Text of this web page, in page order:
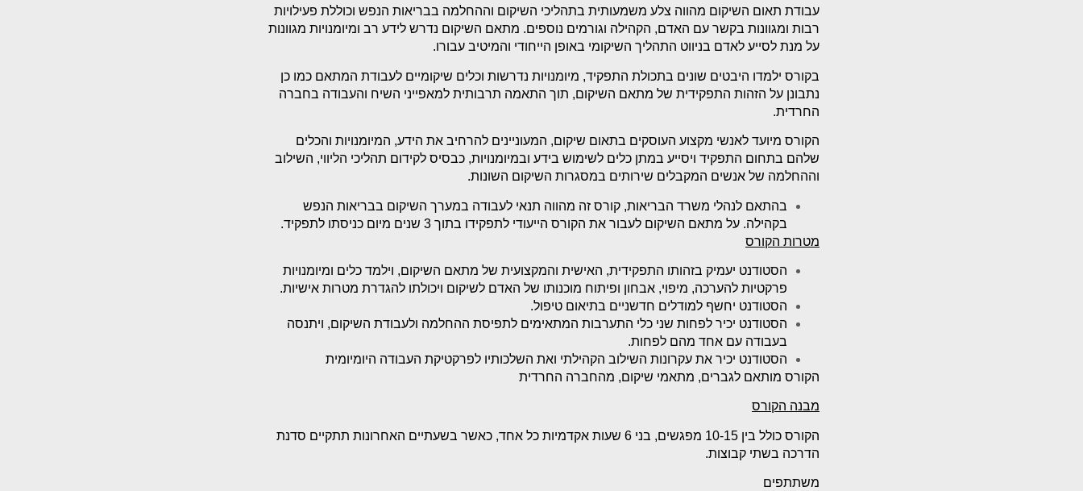
עבודת תאום השיקום מהווה צלע משמעותית בתהליכי השיקום וההחלמה בבריאות הנפש וכוללת פעילויות
רבות ומגוונות בקשר עם האדם, הקהילה וגורמים נוספים. מתאם השיקום נדרש לידע רב ומיומנויות מגוונות
על מנת לסייע לאדם בניווט התהליך השיקומי באופן הייחודי והמיטיב עבורו.
בקורס ילמדו היבטים שונים בתכולת התפקיד, מיומנויות נדרשות וכלים שיקומיים לעבודת המתאם כמו כן
נתבונן על הזהות התפקידית של מתאם השיקום, תוך התאמה תרבותית למאפייני השיח והעבודה בחברה
החרדית.
הקורס מיועד לאנשי מקצוע העוסקים בתאום שיקום, המעוניינים להרחיב את הידע, המיומנויות והכלים
שלהם בתחום התפקיד ויסייע במתן כלים לשימוש בידע ובמיומנויות, כבסיס לקידום תהליכי הליווי, השילוב
וההחלמה של אנשים המקבלים שירותים במסגרות השיקום השונות.
בהתאם לנהלי משרד הבריאות, קורס זה מהווה תנאי לעבודה במערך השיקום בבריאות הנפש
בקהילה. על מתאם השיקום לעבור את הקורס הייעודי לתפקידו בתוך 3 שנים מיום כניסתו לתפקיד.
מטרות הקורס
הסטודנט יעמיק בזהותו התפקידית, האישית והמקצועית של מתאם השיקום, וילמד כלים ומיומנויות
פרקטיות להערכה, מיפוי, אבחון ופיתוח מוכנותו של האדם לשיקום ויכולתו להגדרת מטרות אישיות.
הסטודנט יחשף למודלים חדשניים בתיאום טיפול.
הסטודנט יכיר לפחות שני כלי התערבות המתאימים לתפיסת ההחלמה ולעבודת השיקום, ויתנסה
בעבודה עם אחד מהם לפחות.
הסטודנט יכיר את עקרונות השילוב הקהילתי ואת השלכותיו לפרקטיקת העבודה היומיומית
הקורס מותאם לגברים, מתאמי שיקום, מהחברה החרדית
מבנה הקורס
הקורס כולל בין 10-15 מפגשים, בני 6 שעות אקדמיות כל אחד, כאשר בשעתיים האחרונות תתקיים סדנת
הדרכה בשתי קבוצות.
משתתפים